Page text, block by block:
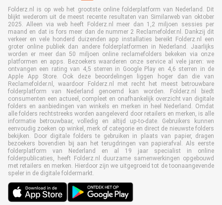
Folderz.nl is op web het grootste online folderplatform van Nederland. Dit
blijkt wederom uit de meest recente resultaten van Similarweb van oktober
2025. Alleen via web heeft Folderz.nl meer dan 1,2 miljoen sessies per
maand en dat is fors meer dan de nummer 2 Reclamefolder.nl. Dankzij dit
verkeer en vele honderd duizenden app installaties bereikt Folderz.nl een
groter online publiek dan andere folderplatformen in Nederland. Jaarlijks
worden er meer dan 50 miljoen online reclamefolders bekeken via onze
platformen en apps. Bezoekers waarderen onze service al vele jaren: we
ontvangen een rating van 4,5 sterren in Google Play en 4,6 sterren in de
Apple App Store. Ook deze beoordelingen liggen hoger dan die van
Reclamefolder.nl, waardoor Folderz.nl met recht het meest betrouwbare
folderplatform van Nederland genoemd kan worden. Folderz.nl biedt
consumenten een actueel, compleet en onafhankelijk overzicht van digitale
folders en aanbiedingen van winkels en merken in heel Nederland. Omdat
alle folders rechtstreeks worden aangeleverd door retailers en merken, is alle
informatie betrouwbaar, volledig en altijd up-to-date. Gebruikers kunnen
eenvoudig zoeken op winkel, merk of categorie en direct de nieuwste folders
bekijken. Door digitale folders te gebruiken in plaats van papier, dragen
bezoekers bovendien bij aan het terugdringen van papierafval. Als eerste
folderplatform van Nederland en al 19 jaar specialist in online
folderpublicaties, heeft Folderz.nl duurzame samenwerkingen opgebouwd
met retailers en merken. Hierdoor zijn we uitgegroeid tot de toonaangevende
speler in de digitale foldermarkt.